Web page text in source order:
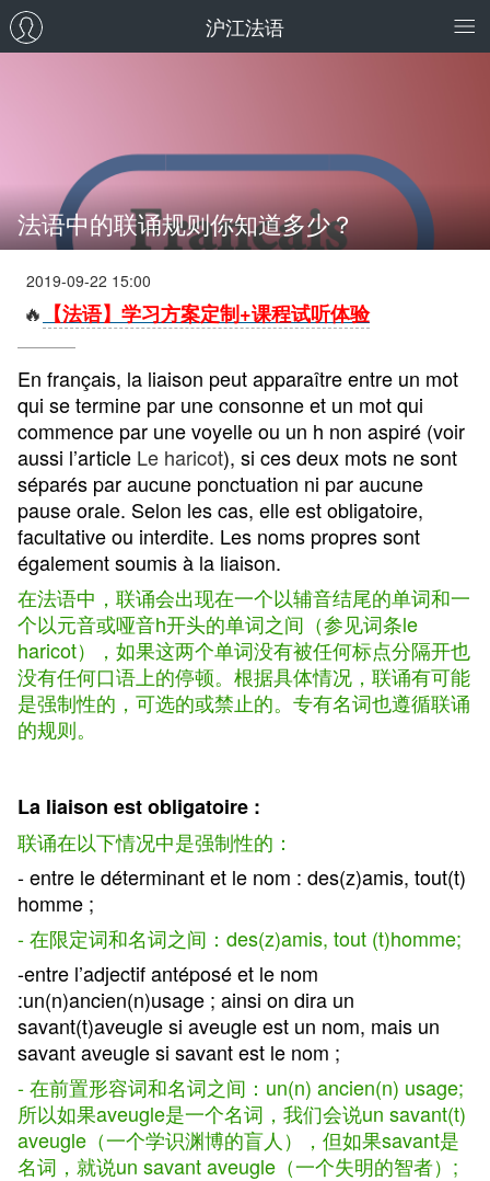
沪江法语
法语中的联诵规则你知道多少？
2019-09-22 15:00
🔥 【法语】学习方案定制+课程试听体验
En français, la liaison peut apparaître entre un mot
qui se termine par une consonne et un mot qui
commence par une voyelle ou un h non aspiré (voir
aussi l’article Le haricot), si ces deux mots ne sont
séparés par aucune ponctuation ni par aucune
pause orale. Selon les cas, elle est obligatoire,
facultative ou interdite. Les noms propres sont
également soumis à la liaison.
在法语中，联诵会出现在一个以辅音结尾的单词和一
个以元音或哑音h开头的单词之间（参见词条le
haricot），如果这两个单词没有被任何标点分隔开也
没有任何口语上的停顿。根据具体情况，联诵有可能
是强制性的，可选的或禁止的。专有名词也遵循联诵
的规则。
La liaison est obligatoire :
联诵在以下情况中是强制性的：
- entre le déterminant et le nom : des(z)amis, tout(t)
homme ;
- 在限定词和名词之间：des(z)amis, tout (t)homme;
-entre l’adjectif antéposé et le nom
:un(n)ancien(n)usage ; ainsi on dira un
savant(t)aveugle si aveugle est un nom, mais un
savant aveugle si savant est le nom ;
- 在前置形容词和名词之间：un(n) ancien(n) usage;
所以如果aveugle是一个名词，我们会说un savant(t)
aveugle（一个学识渊博的盲人），但如果savant是
名词，就说un savant aveugle（一个失明的智者）;